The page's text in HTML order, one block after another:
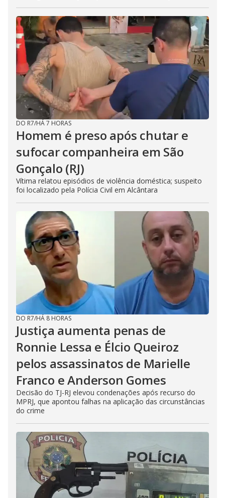
DO R7/HÁ 7 HORAS
Homem é preso após chutar e
sufocar companheira em São
Gonçalo (RJ)
Vítima relatou episódios de violência doméstica; suspeito
foi localizado pela Polícia Civil em Alcântara
DO R7/HÁ 8 HORAS
Justiça aumenta penas de
Ronnie Lessa e Élcio Queiroz
pelos assassinatos de Marielle
Franco e Anderson Gomes
Decisão do TJ-RJ elevou condenações após recurso do
MPRJ, que apontou falhas na aplicação das circunstâncias
do crime